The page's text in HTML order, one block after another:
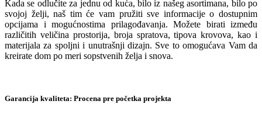
Kada se odlučite za jednu od kuća, bilo iz našeg asortimana, bilo po
svojoj želji, naš tim će vam pružiti sve informacije o dostupnim
opcijama i mogućnostima prilagođavanja. Možete birati između
različitih veličina prostorija, broja spratova, tipova krovova, kao i
materijala za spoljni i unutrašnji dizajn. Sve to omogućava Vam da
kreirate dom po meri sopstvenih želja i snova.
Garancija kvaliteta: Procena pre početka projekta